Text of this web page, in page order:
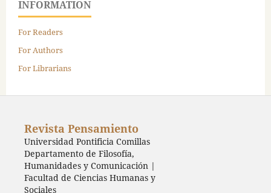
INFORMATION
For Readers
For Authors
For Librarians
Revista Pensamiento
Universidad Pontificia Comillas
Departamento de Filosofía,
Humanidades y Comunicación |
Facultad de Ciencias Humanas y
Sociales